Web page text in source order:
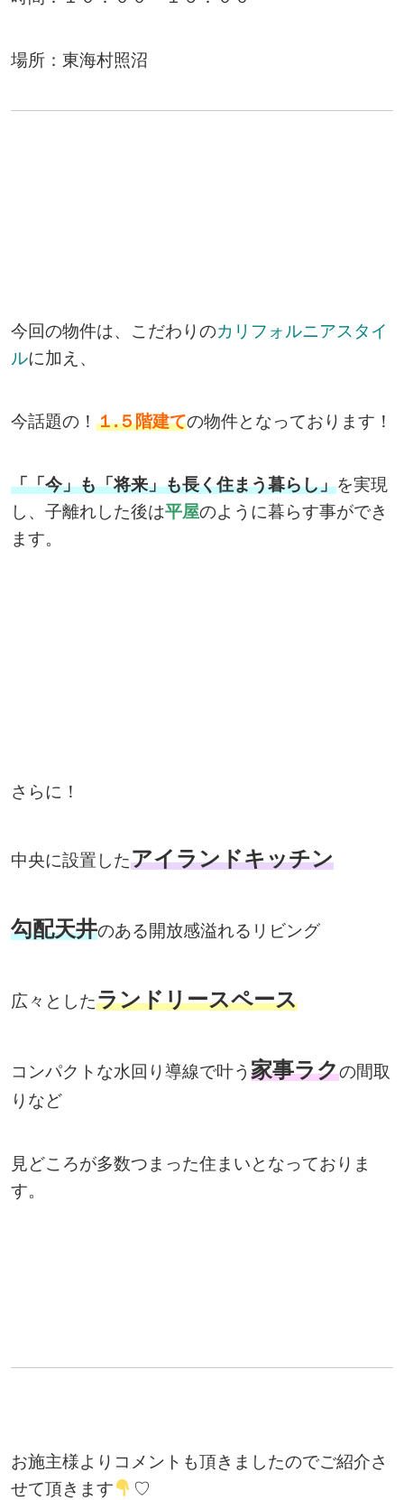
場所：東海村照沼
今回の物件は、こだわりのカリフォルニアスタイ
ルに加え、
今話題の！ １.５階建ての物件となっております！
「「今」も「将来」も長く住まう暮らし」を実現
し、子離れした後は平屋のように暮らす事ができ
ます。
さらに！
中央に設置したアイランドキッチン
勾配天井のある開放感溢れるリビング
広々としたランドリースペース
コンパクトな水回り導線で叶う 家事ラクの間取
りなど
見どころが多数つまった住まいとなっておりま
す。
お施主様よりコメントも頂きましたのでご紹介さ
せて頂きます
♡